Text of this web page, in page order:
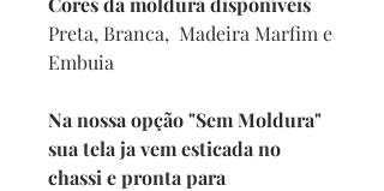
Preta, Branca, Madeira Marfim e
Embuia
Na nossa opção "Sem Moldura"
sua tela ja vem esticada no
chassi e pronta para